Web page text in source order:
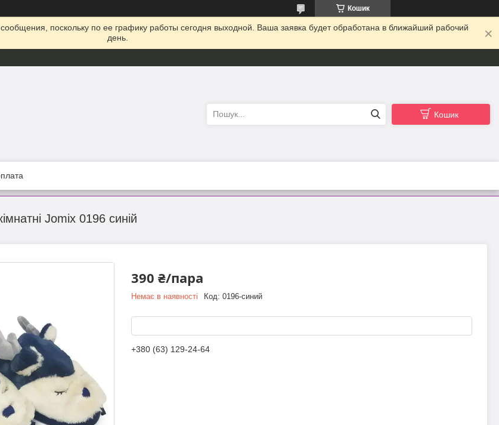
Кошик
поскольку по ее графику работы сегодня выходной. Ваша заявка будет обработана в ближайший рабочий
день.
Кошик
Jomix 0196 синій
390 ₴/пара
Немає в наявності Код: 0196-синий
+380 (63) 129-24-64